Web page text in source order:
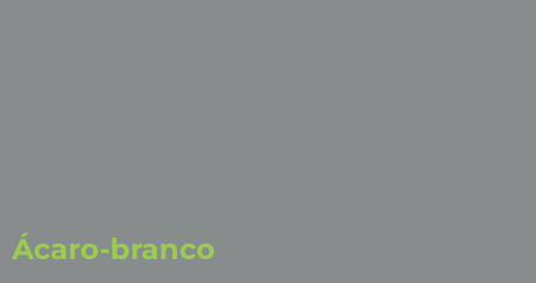
Ácaro-branco